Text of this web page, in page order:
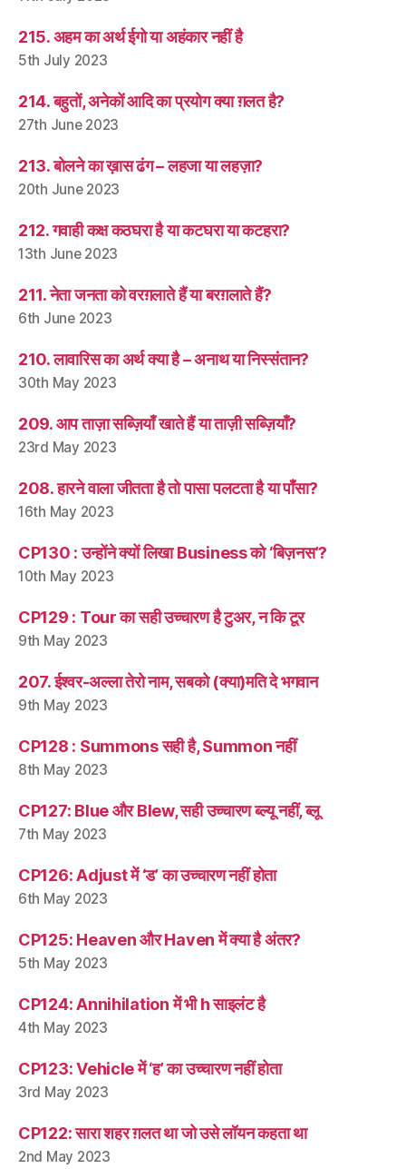
215. अहम का अर्थ ईगो या अहंकार नहीं है
5th July 2023
214. बहुतों, अनेकों आदि का प्रयोग क्या ग़लत है?
27th June 2023
213. बोलने का ख़ास ढंग – लहजा या लहज़ा?
20th June 2023
212. गवाही कक्ष कठघरा है या कटघरा या कटहरा?
13th June 2023
211. नेता जनता को वरग़लाते हैं या बरग़लाते हैं?
6th June 2023
210. लावारिस का अर्थ क्या है – अनाथ या निस्संतान?
30th May 2023
209. आप ताज़ा सब्ज़ियाँ खाते हैं या ताज़ी सब्ज़ियाँ?
23rd May 2023
208. हारने वाला जीतता है तो पासा पलटता है या पाँसा?
16th May 2023
CP130 : उन्होंने क्यों लिखा Business को ‘बिज़नस’?
10th May 2023
CP129 : Tour का सही उच्चारण है टुअर, न कि टूर
9th May 2023
207. ईश्वर-अल्ला तेरो नाम, सबको (क्या)मति दे भगवान
9th May 2023
CP128 : Summons सही है, Summon नहीं
8th May 2023
CP127: Blue और Blew, सही उच्चारण ब्ल्यू नहीं, ब्लू
7th May 2023
CP126: Adjust में ‘ड’ का उच्चारण नहीं होता
6th May 2023
CP125: Heaven और Haven में क्या है अंतर?
5th May 2023
CP124: Annihilation में भी h साइलंट है
4th May 2023
CP123: Vehicle में ‘ह’ का उच्चारण नहीं होता
3rd May 2023
CP122: सारा शहर ग़लत था जो उसे लॉयन कहता था
2nd May 2023